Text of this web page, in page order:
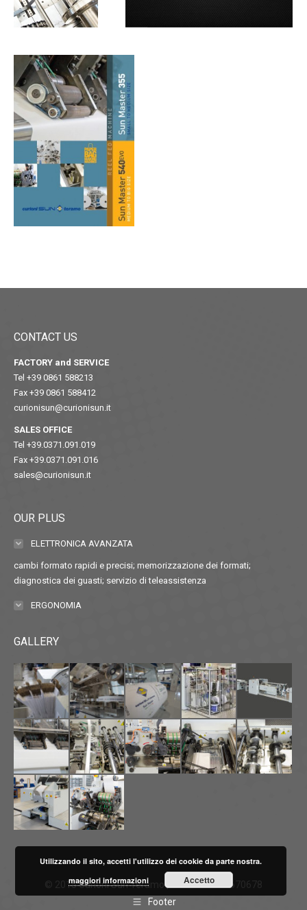
CONTACT US
FACTORY and SERVICE
Tel +39 0861 588213
Fax +39 0861 588412
curionisun@curionisun.it
SALES OFFICE
Tel +39.0371.091.019
Fax +39.0371.091.016
sales@curionisun.it
OUR PLUS
ELETTRONICA AVANZATA
cambi formato rapidi e precisi; memorizzazione dei formati;
diagnostica dei guasti; servizio di teleassistenza
ERGONOMIA
GALLERY
© 2015 Curioni Sun Teramo | P.IVA IT01736670678
Footer
Utilizzando il sito, accetti l'utilizzo dei cookie da parte nostra.
maggiori informazioni
Accetto